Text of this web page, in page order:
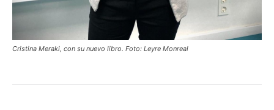
Cristina Meraki, con su nuevo libro. Foto: Leyre Monreal